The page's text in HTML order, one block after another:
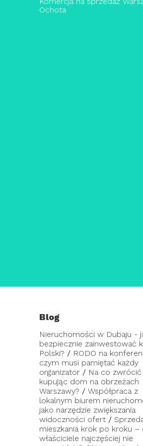
Ochota
Blog
Nieruchomości w Dubaju -
bezpiecznie zainwestować
Polski? / RODO na
czym musi pamiętać każdy
organizator / Na co zwrócić
kupując dom na obrzeżach
Warszawy? / Współpraca z
lokalnym biurem
jako narzędzie zwiększania
widoczności ofert /
mieszkania krok po kroku –
właściciele najczęściej nie